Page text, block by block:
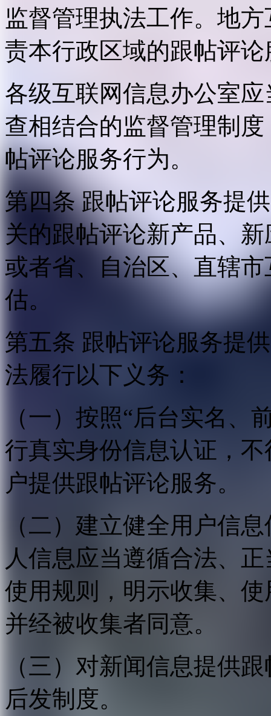
监督管理执法工作。地
责本行政区域的跟帖评
各级互联网信息办公室
查相结合的监督管理制
帖评论服务行为。
第四条 跟帖评论服务提
关的跟帖评论新产品、
或者省、自治区、直辖
估。
第五条 跟帖评论服务提
法履行以下义务：
（一）按照“后台实名、
行真实身份信息认证，
户提供跟帖评论服务。
（二）建立健全用户信
人信息应当遵循合法、
使用规则，明示收集、
并经被收集者同意。
（三）对新闻信息提供
后发制度。